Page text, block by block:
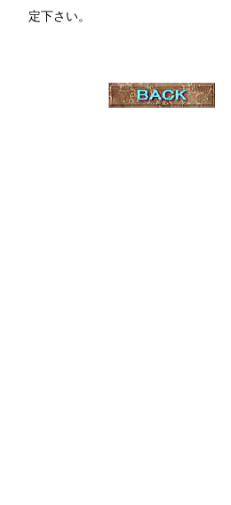
定下さい。